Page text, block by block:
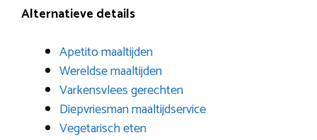
Alternatieve details
Apetito maaltijden
Wereldse maaltijden
Varkensvlees gerechten
Diepvriesman maaltijdservice
Vegetarisch eten